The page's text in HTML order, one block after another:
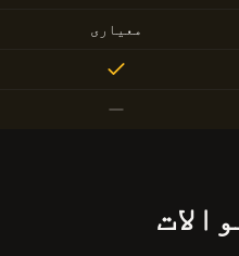
معیاری